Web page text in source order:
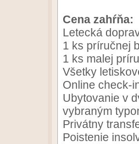
Cena zahŕňa:
Letecká
1 ks príručnej
1 ks malej
Všetky
Online check-
Ubytovanie v
vybraným
Privátny
Poistenie